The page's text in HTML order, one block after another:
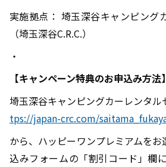
実施拠点： 埼玉深谷キャンピング
（埼玉深谷C.R.C.）
・
【キャンペーン特典のお申込み方法】
埼玉深谷キャンピングカーレンタル
tps://japan-crc.com/
から、ハッピーワンプレミアムをお
込みフォームの「割引コード」欄